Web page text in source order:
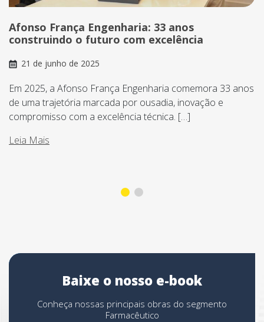
Afonso França Engenharia: 33 anos
construindo o futuro com excelência
21 de junho de 2025
Em 2025, a Afonso França Engenharia comemora 33 anos
de uma trajetória marcada por ousadia, inovação e
compromisso com a excelência técnica. […]
Leia Mais
Baixe o nosso e-book
Conheça nossas principais obras do segmento
Farmacêutico